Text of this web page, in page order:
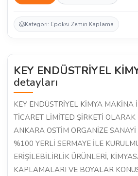
Kategori: Epoksi Zemin Kaplama
KEY ENDÜSTRİYEL
detayları
KEY ENDÜSTRİYEL KİMYA MAKİNA
TİCARET LİMİTED ŞİRKETİ
ANKARA OSTİM ORGANİZE
%100 YERLİ SERMAYE İLE
ERİŞİLEBİLİRLİK ÜRÜNLERİ,
KAPLAMALARI VE BOYALAR